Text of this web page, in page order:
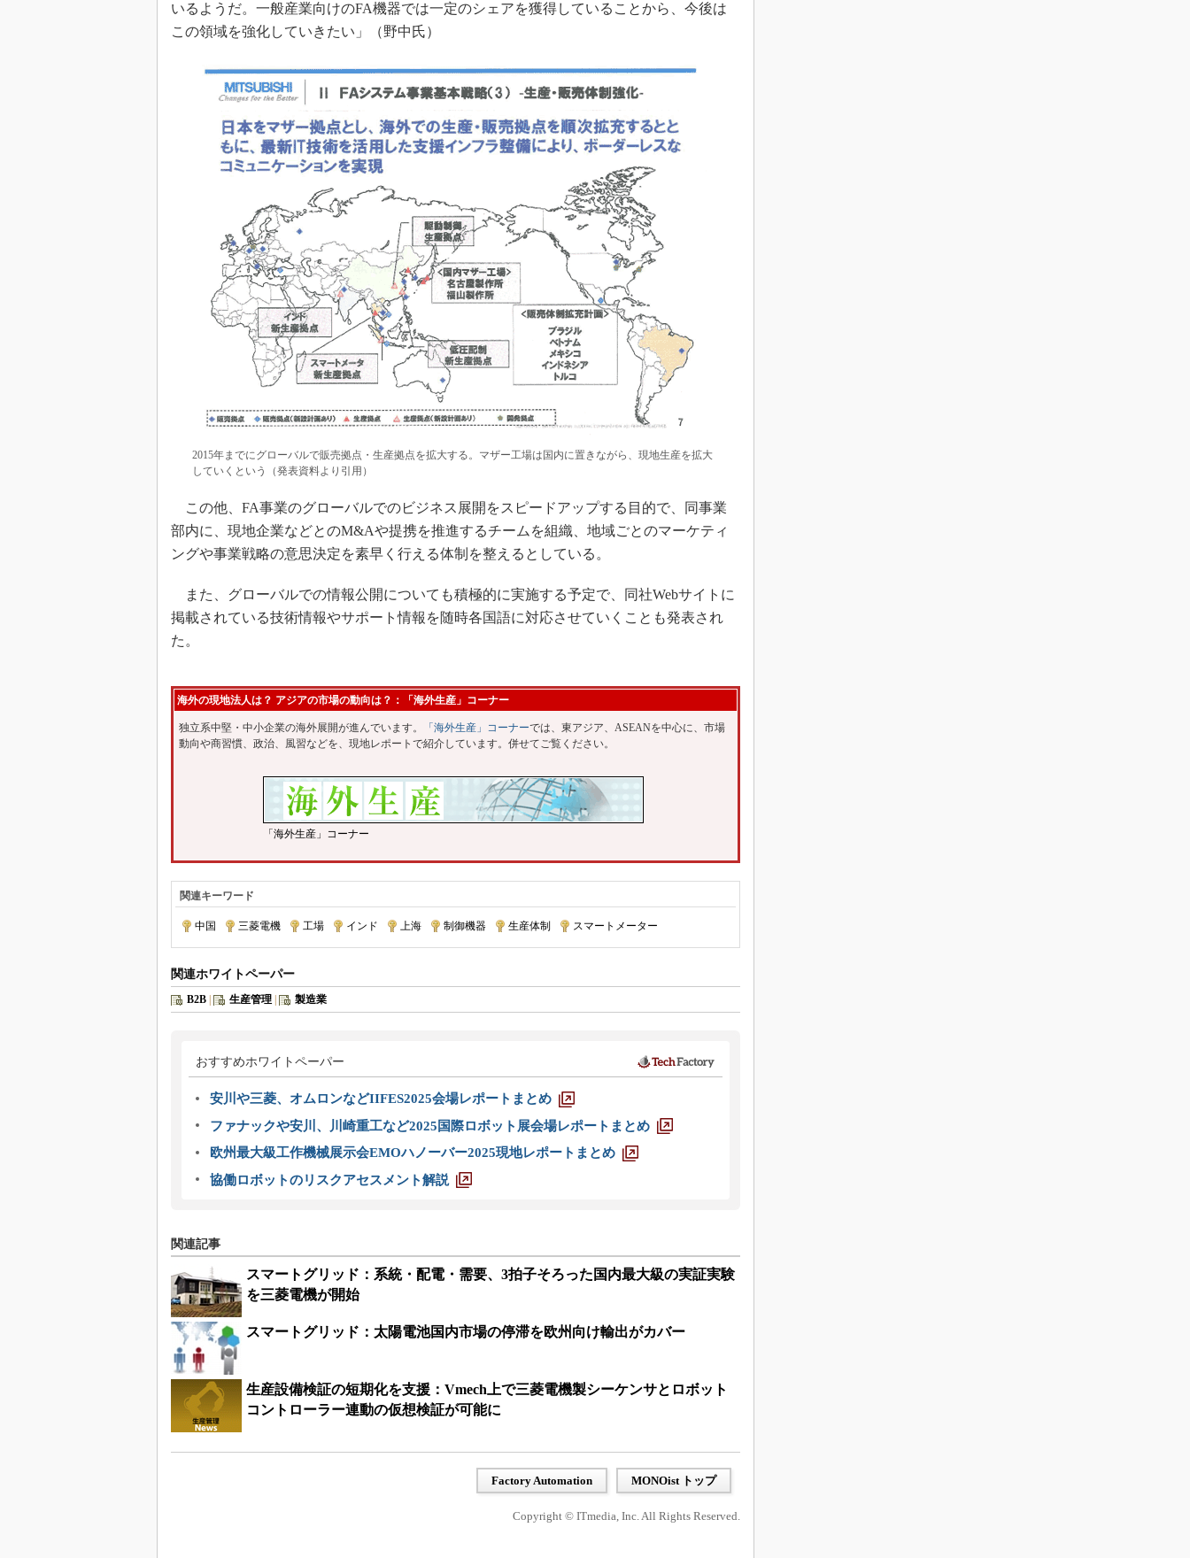
いるようだ。一般産業向けのFA機器では一定のシェアを獲得していることから、今後は
この領域を強化していきたい」（野中氏）
2015年までにグローバルで販売拠点・生産拠点を拡大する。マザー工場は国内に置きながら、現地生産を拡大
していくという（発表資料より引用）
この他、FA事業のグローバルでのビジネス展開をスピードアップする目的で、同事業
部内に、現地企業などとのM&Aや提携を推進するチームを組織、地域ごとのマーケティ
ングや事業戦略の意思決定を素早く行える体制を整えるとしている。
また、グローバルでの情報公開についても積極的に実施する予定で、同社Webサイトに
掲載されている技術情報やサポート情報を随時各国語に対応させていくことも発表され
た。
海外の現地法人は？ アジアの市場の動向は？：「海外生産」コーナー
独立系中堅・中小企業の海外展開が進んでいます。 「海外生産」コーナーでは、東アジア、ASEANを中心に、市場
動向や商習慣、政治、風習などを、現地レポートで紹介しています。併せてご覧ください。
「海外生産」コーナー
関連キーワード
中国 三菱電機 工場 インド 上海 制御機器 生産体制 スマートメーター
関連ホワイトペーパー
B2B 生産管理 製造業
おすすめホワイトペーパー
安川や三菱、オムロンなどIIFES2025会場レポートまとめ
ファナックや安川、川崎重工など2025国際ロボット展会場レポートまとめ
欧州最大級工作機械展示会EMOハノーバー2025現地レポートまとめ
協働ロボットのリスクアセスメント解説
関連記事
スマートグリッド：系統・配電・需要、3拍子そろった国内最大級の実証実験
を三菱電機が開始
スマートグリッド：太陽電池国内市場の停滞を欧州向け輸出がカバー
生産設備検証の短期化を支援：Vmech上で三菱電機製シーケンサとロボット
コントローラー連動の仮想検証が可能に
Factory Automation MONOist トップ
Copyright © ITmedia, Inc. All Rights Reserved.